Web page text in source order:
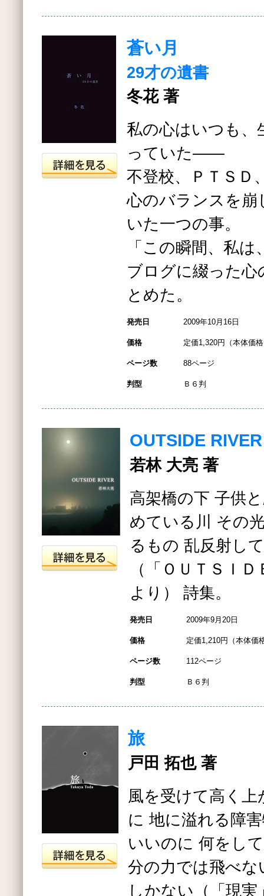
蒼い月
29才の遺書
冬花 著
私の心はいつも、
っていた――
不登校、ＰＴＳ
心のバランスを
いた一つの事。
「この瞬間、私
ブログに綴った心
とめた。
発売日 2009年10月16日
価格 定価1,320円（本体価
ページ数 88ページ
判型 Ｂ６判
OUTSIDE RIVER
若林 大亮 著
高架橋の下 子供
めている川 その
るもの 乱反射し
（「ＯＵＴＳＩ
より） 詩集。
発売日 2009年9月20日
価格 定価1,210円（本体価
ページ数 112ページ
判型 Ｂ６判
旅
戸田 拓也 著
風を受けて高く
に 地に溢れる障
いいのに 何をし
分の力では飛べ
しかない（「現